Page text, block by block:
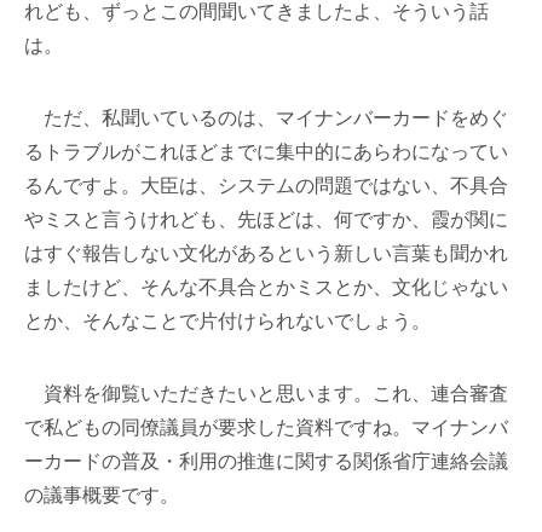
れども、ずっとこの間聞いてきましたよ、そういう話
は。
ただ、私聞いているのは、マイナンバーカードをめぐ
るトラブルがこれほどまでに集中的にあらわになってい
るんですよ。大臣は、システムの問題ではない、不具合
やミスと言うけれども、先ほどは、何ですか、霞が関に
はすぐ報告しない文化があるという新しい言葉も聞かれ
ましたけど、そんな不具合とかミスとか、文化じゃない
とか、そんなことで片付けられないでしょう。
資料を御覧いただきたいと思います。これ、連合審査
で私どもの同僚議員が要求した資料ですね。マイナンバ
ーカードの普及・利用の推進に関する関係省庁連絡会議
の議事概要です。